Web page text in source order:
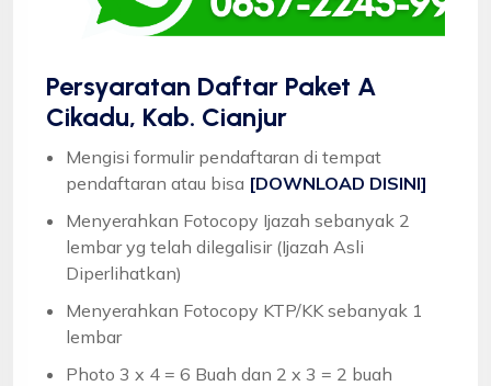
Persyaratan Daftar Paket A
Cikadu, Kab. Cianjur
Mengisi formulir pendaftaran di tempat
pendaftaran atau bisa [DOWNLOAD DISINI]
Menyerahkan Fotocopy Ijazah sebanyak 2
lembar yg telah dilegalisir (Ijazah Asli
Diperlihatkan)
Menyerahkan Fotocopy KTP/KK sebanyak 1
lembar
Photo 3 x 4 = 6 Buah dan 2 x 3 = 2 buah